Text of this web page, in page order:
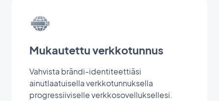
Mukautettu verkkotunnus
Vahvista brändi-identiteettiäsi
ainutlaatuisella verkkotunnuksella
progressiiviselle verkkosovelluksellesi.